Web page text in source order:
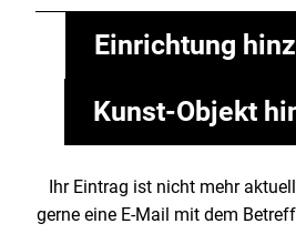
Einrichtung
Kunst-Objekt
Ihr Eintrag ist nicht mehr
gerne eine E-Mail mit dem